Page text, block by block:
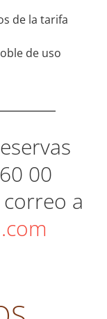
de la tarifa
de uso
60 00
a